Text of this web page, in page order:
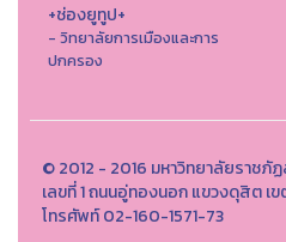
+ช่องยูทูป+
- วิทยาลัยการเมืองและการ
ปกครอง
© 2012 - 2016 มหาวิทยาลัยราชภั
เลขที่ 1 ถนนอู่ทองนอก แขวงดุสิต เ
โทรศัพท์ 02-160-1571-73